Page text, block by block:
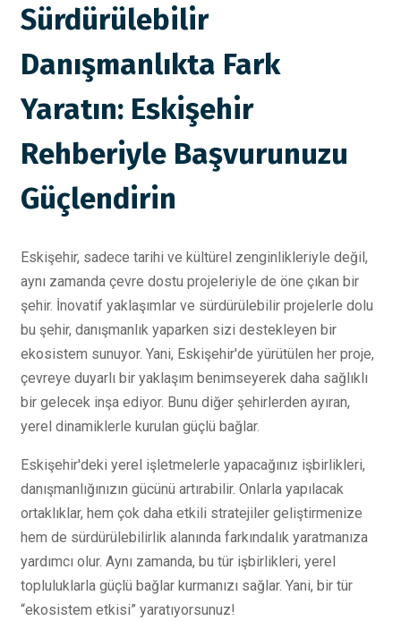
Sürdürülebilir
Danışmanlıkta Fark
Yaratın: Eskişehir
Rehberiyle Başvurunuzu
Güçlendirin
Eskişehir, sadece tarihi ve kültürel zenginlikleriyle değil,
aynı zamanda çevre dostu projeleriyle de öne çıkan bir
şehir. İnovatif yaklaşımlar ve sürdürülebilir projelerle dolu
bu şehir, danışmanlık yaparken sizi destekleyen bir
ekosistem sunuyor. Yani, Eskişehir'de yürütülen her proje,
çevreye duyarlı bir yaklaşım benimseyerek daha sağlıklı
bir gelecek inşa ediyor. Bunu diğer şehirlerden ayıran,
yerel dinamiklerle kurulan güçlü bağlar.
Eskişehir'deki yerel işletmelerle yapacağınız işbirlikleri,
danışmanlığınızın gücünü artırabilir. Onlarla yapılacak
ortaklıklar, hem çok daha etkili stratejiler geliştirmenize
hem de sürdürülebilirlik alanında farkındalık yaratmanıza
yardımcı olur. Aynı zamanda, bu tür işbirlikleri, yerel
topluluklarla güçlü bağlar kurmanızı sağlar. Yani, bir tür
“ekosistem etkisi” yaratıyorsunuz!